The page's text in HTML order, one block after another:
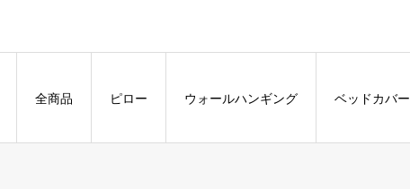
全商品 ピロー ウォールハンギング ベッドカバー